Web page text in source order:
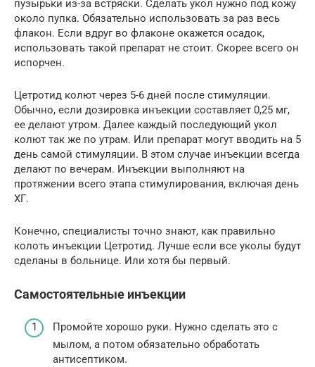
пузырьки из-за встряски. Сделать укол нужно под кожу
около пупка. Обязательно использовать за раз весь
флакон. Если вдруг во флаконе окажется осадок,
использовать такой препарат не стоит. Скорее всего он
испорчен.
Цетротид колют через 5-6 дней после стимуляции.
Обычно, если дозировка инъекции составляет 0,25 мг,
ее делают утром. Далее каждый последующий укол
колют так же по утрам. Или препарат могут вводить на 5
день самой стимуляции. В этом случае инъекции всегда
делают по вечерам. Инъекции выполняют на
протяжении всего этапа стимулирования, включая день
ХГ.
Конечно, специалисты точно знают, как правильно
колоть инъекции Цетротид. Лучше если все уколы будут
сделаны в больнице. Или хотя бы первый.
Самостоятельные инъекции
Промойте хорошо руки. Нужно сделать это с
мылом, а потом обязательно обработать
антисептиком.